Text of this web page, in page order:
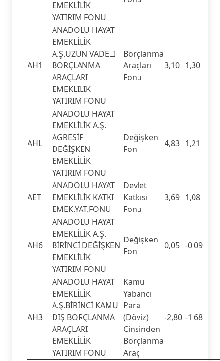
EMEKLİLİK
YATIRIM FONU
AH1
ANADOLU HAYAT
EMEKLİLİK
A.Ş.UZUN VADELI
BORÇLANMA
ARAÇLARI
EMEKLILIK
YATIRIM FONU
Borçlanma
Araçları
Fonu
3,10 1,30
AHL
ANADOLU HAYAT
EMEKLİLİK A.Ş.
AGRESİF
DEĞİŞKEN
EMEKLİLİK
YATIRIM FONU
Değişken
Fon
4,83 1,21
AET
ANADOLU HAYAT
EMEKLİLİK KATKI
EMEK.YAT.FONU
Devlet
Katkısı
Fonu
3,69 1,08
AH6
ANADOLU HAYAT
EMEKLİLİK A.Ş.
BİRİNCİ DEĞİŞKEN
EMEKLİLİK
YATIRIM FONU
Değişken
Fon
0,05 -0,09
AH3
ANADOLU HAYAT
EMEKLİLİK
A.Ş.BİRİNCİ KAMU
DIŞ BORÇLANMA
ARAÇLARI
EMEKLİLİK
YATIRIM FONU
Kamu
Yabancı
Para
(Döviz)
Cinsinden
Borçlanma
Araç
-2,80 -1,68